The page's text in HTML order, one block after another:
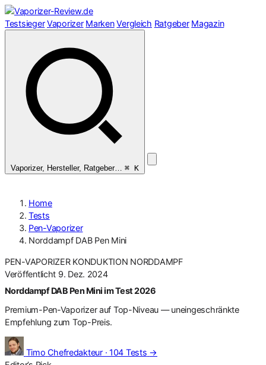
Zum
Inhalt
Testsieger Vaporizer Marken Vergleich Ratgeber Magazin
Vaporizer, Hersteller, Ratgeber… ⌘ K
Home
Tests
Pen-Vaporizer
Norddampf DAB Pen Mini
PEN-VAPORIZER KONDUKTION NORDDAMPF
Veröffentlicht 9. Dez. 2024
Norddampf DAB Pen Mini im Test 2026
Premium-Pen-Vaporizer auf Top-Niveau — uneingeschränkte
Empfehlung zum Top-Preis.
Timo Chefredakteur · 104 Tests →